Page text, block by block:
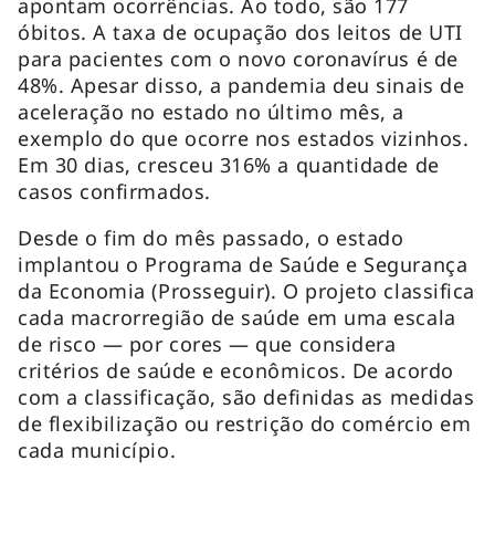
óbitos. A taxa de ocupação dos leitos de UTI
para pacientes com o novo coronavírus é de
48%. Apesar disso, a pandemia deu sinais de
aceleração no estado no último mês, a
exemplo do que ocorre nos estados vizinhos.
Em 30 dias, cresceu 316% a quantidade de
casos confirmados.
Desde o fim do mês passado, o estado
implantou o Programa de Saúde e Segurança
da Economia (Prosseguir). O projeto classifica
cada macrorregião de saúde em uma escala
de risco — por cores — que considera
critérios de saúde e econômicos. De acordo
com a classificação, são definidas as medidas
de flexibilização ou restrição do comércio em
cada município.